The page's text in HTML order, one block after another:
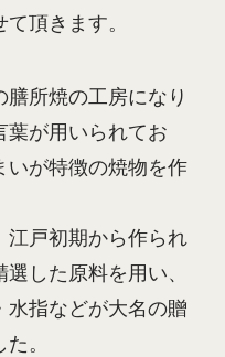
頂きます。
所焼の工房になり
葉が用いられてお
いが特徴の焼物を作
江戸初期から作られ
した原料を用い、
水指などが大名の贈
。